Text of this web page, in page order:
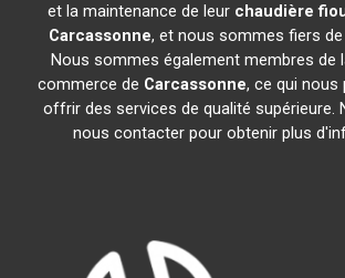
et la maintenance de leur chaudière
Carcassonne, et nous sommes fiers
Nous sommes également membres de
commerce de Carcassonne, ce qui nous
offrir des services de qualité supérieure.
nous contacter pour obtenir plus